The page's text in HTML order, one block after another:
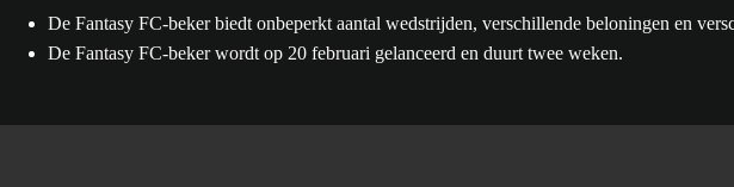
De Fantasy FC-beker biedt onbeperkt aantal wedstrijden, verschillende beloningen en
De Fantasy FC-beker wordt op 20 februari gelanceerd en duurt twee weken.